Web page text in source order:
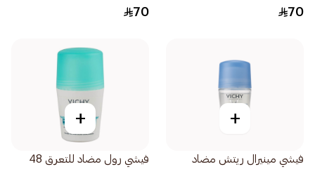
70
70
+
فيشي مينيرال ريتش مضاد
+
فيشي رول مضاد للتعرق 48